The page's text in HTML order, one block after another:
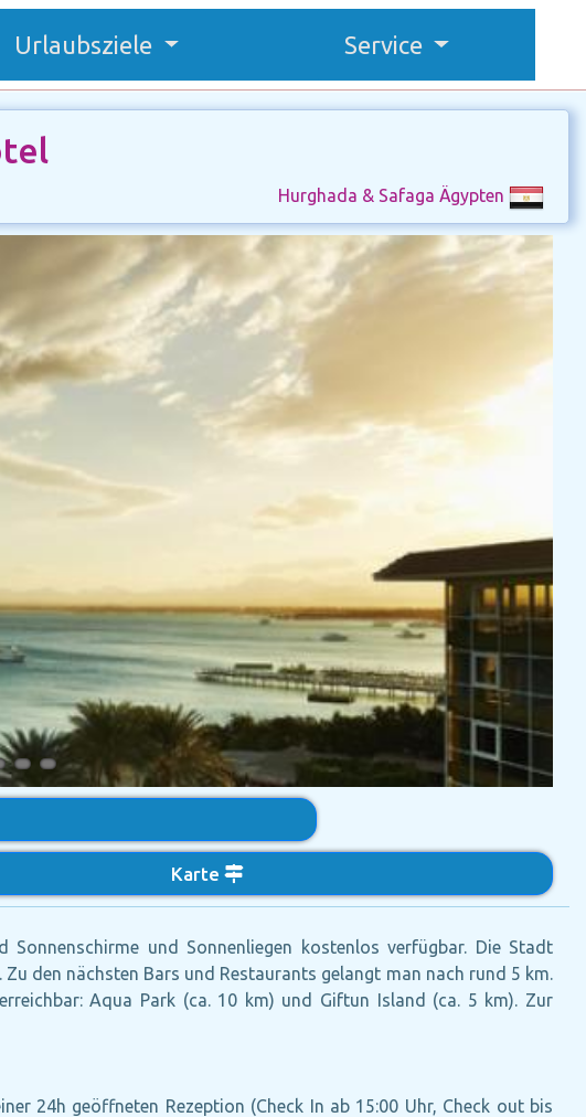
Urlaubsziele Service
Hurghada & Safaga Ägypten
Karte
und Sonnenliegen kostenlos verfügbar. Die Stadt
den nächsten Bars und Restaurants gelangt man nach rund 5 km.
Aqua Park (ca. 10 km) und Giftun Island (ca. 5 km). Zur
24h geöffneten Rezeption (Check In ab 15:00 Uhr, Check out bis